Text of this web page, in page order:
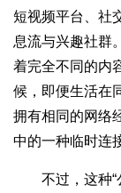
短视频平台、社
息流与兴趣社群
着完全不同的内
候，即便生活在
拥有相同的网络
中的一种临时连
不过，这种“